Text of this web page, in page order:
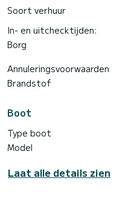
beroemde handgemaakte
proeven met provolone del
Soort verhuur
In- en uitchecktijden:
Borg
Annuleringsvoorwaarden
Brandstof
Boot
Type boot
Model
Laat alle details zien